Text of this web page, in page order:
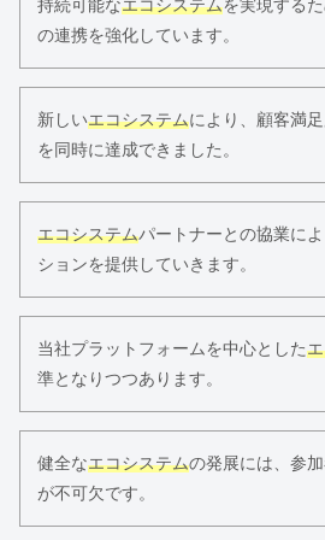
持続可能なエコシステムを実現する
の連携を強化しています。
新しいエコシステムにより、顧客満
を同時に達成できました。
エコシステムパートナーとの協業に
ションを提供していきます。
当社プラットフォームを中心とした
準となりつつあります。
健全なエコシステムの発展には、参
が不可欠です。